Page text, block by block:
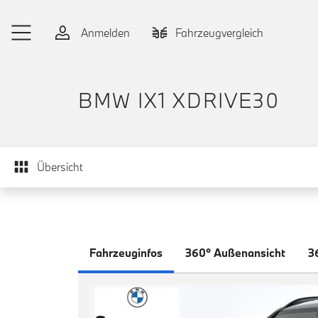
Anmelden
Fahrzeugvergleich
BMW IX1 XDRIVE30
Übersicht
Fahrzeuginfos 360° Außenansicht